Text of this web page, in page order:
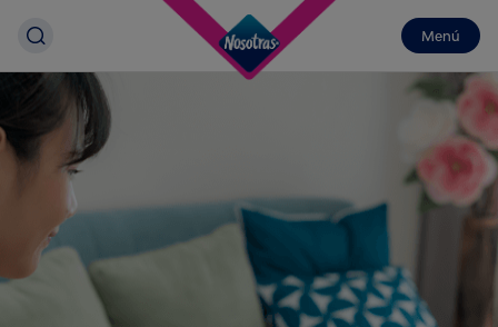
Menú